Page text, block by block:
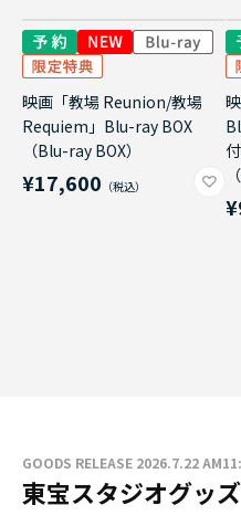
映画「教場 Reunion/教場
Requiem」Blu-ray BOX
（Blu-ray BOX）
¥17,600
GOODS RELEASE 2026.7.22
東宝スタジオグッズ